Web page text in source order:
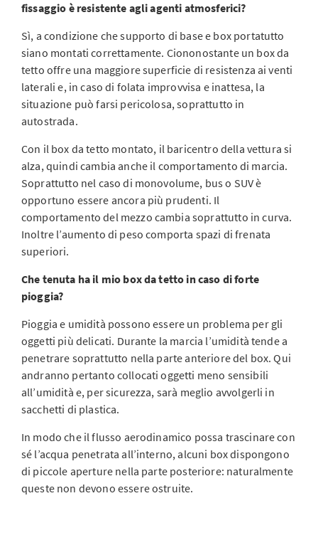
fissaggio è resistente agli agenti atmosferici?
Sì, a condizione che supporto di base e box portatutto
siano montati correttamente. Ciononostante un box da
tetto offre una maggiore superficie di resistenza ai venti
laterali e, in caso di folata improvvisa e inattesa, la
situazione può farsi pericolosa, soprattutto in
autostrada.
Con il box da tetto montato, il baricentro della vettura si
alza, quindi cambia anche il comportamento di marcia.
Soprattutto nel caso di monovolume, bus o SUV è
opportuno essere ancora più prudenti. Il
comportamento del mezzo cambia soprattutto in curva.
Inoltre l’aumento di peso comporta spazi di frenata
superiori.
Che tenuta ha il mio box da tetto in caso di forte
pioggia?
Pioggia e umidità possono essere un problema per gli
oggetti più delicati. Durante la marcia l’umidità tende a
penetrare soprattutto nella parte anteriore del box. Qui
andranno pertanto collocati oggetti meno sensibili
all’umidità e, per sicurezza, sarà meglio avvolgerli in
sacchetti di plastica.
In modo che il flusso aerodinamico possa trascinare con
sé l’acqua penetrata all’interno, alcuni box dispongono
di piccole aperture nella parte posteriore: naturalmente
queste non devono essere ostruite.